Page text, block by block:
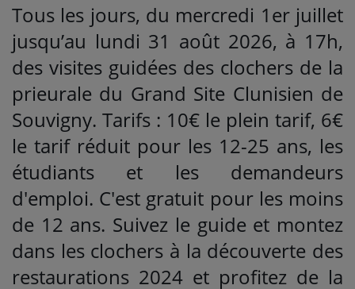
Tous les jours, du mercredi 1er juillet
jusqu’au lundi 31 août 2026, à 17h,
des visites guidées des clochers de la
prieurale du Grand Site Clunisien de
Souvigny. Tarifs : 10€ le plein tarif, 6€
le tarif réduit pour les 12-25 ans, les
étudiants et les demandeurs
d'emploi. C'est gratuit pour les moins
de 12 ans. Suivez le guide et montez
dans les clochers à la découverte des
restaurations 2024 et profitez de la